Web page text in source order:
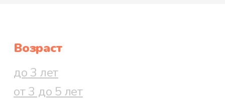
Возраст
до 3 лет
от 3 до 5 лет